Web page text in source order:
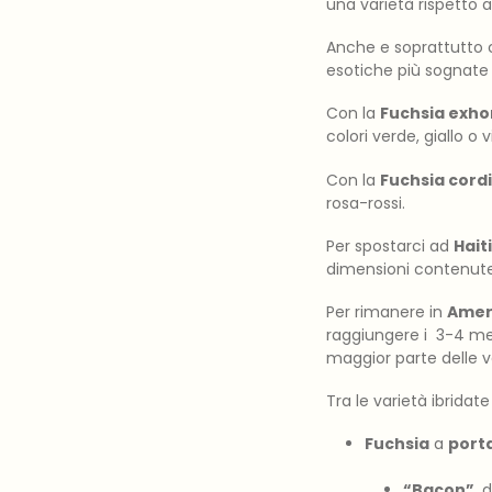
Anche e soprattutto
esotiche più
Con la Fuchsia
colori verde, giallo o
Con la Fuchsia
rosa-rossi.
Per spostarci ad Haiti
dimensioni
Per rimanere in
raggiungere i 3-4
maggior parte delle
Tra le varietà
Fuchsia a